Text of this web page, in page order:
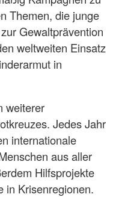
Themen, die junge
Gewaltprävention
weltweiten Einsatz
in
weiterer
Jedes Jahr
internationale
aus aller
Hilfsprojekte
in Krisenregionen.